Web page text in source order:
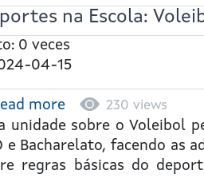
na Escola:
0 veces
04-15
moreabout
Deportes
na
Escola:
230 views
unidade sobre oVoleibol
e Bacharelato, facendo as
regras básicas do